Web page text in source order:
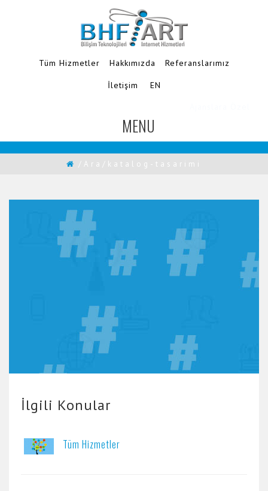
Tüm Hizmetler Hakkımızda Referanslarımız
İletişim
EN
MENU
TOGGLE
NAVIGATION
/Ara/katalog-tasarimi
İlgili Konular
Tüm Hizmetler